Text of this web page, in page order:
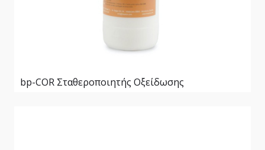
bp-COR Σταθεροποιητής Οξείδωσης